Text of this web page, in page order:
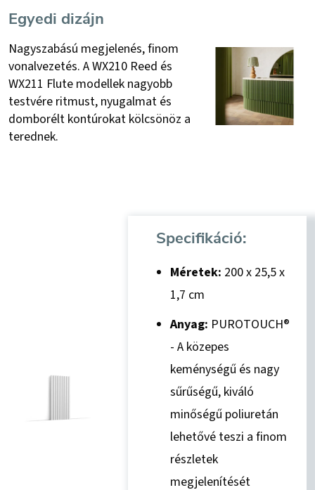
Egyedi dizájn
Nagyszabású megjelenés, finom
vonalvezetés. A WX210 Reed és
WX211 Flute modellek nagyobb
testvére ritmust, nyugalmat és
domborélt kontúrokat kölcsönöz a
terednek.
Specifikáció:
Méretek: 200 x 25,5 x
1,7 cm
Anyag: PUROTOUCH®
- A közepes
keménységű és nagy
sűrűségű, kiváló
minőségű poliuretán
lehetővé teszi a finom
részletek
megjelenítését